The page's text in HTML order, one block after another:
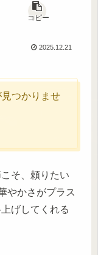
コピー
2025.12.21
つかりませ
そ、頼りたい
やかさがプラス
げしてくれる